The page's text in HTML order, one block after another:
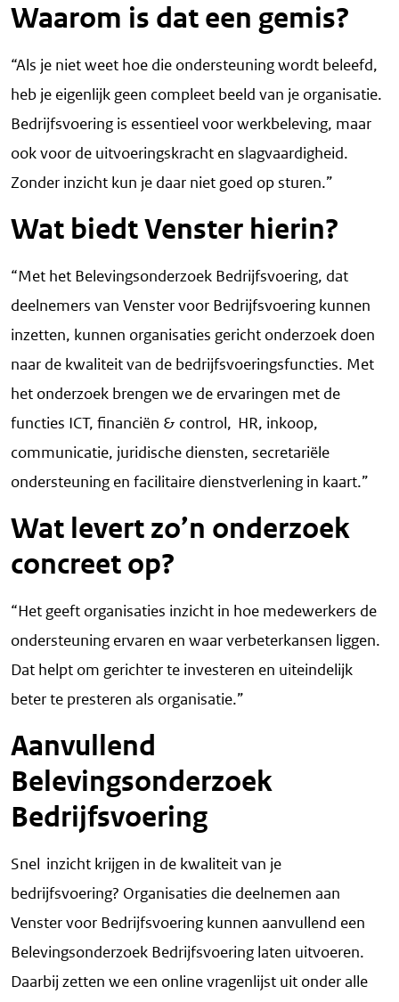
Waarom is dat een gemis?
“Als je niet weet hoe die ondersteuning wordt beleefd,
heb je eigenlijk geen compleet beeld van je organisatie.
Bedrijfsvoering is essentieel voor werkbeleving, maar
ook voor de uitvoeringskracht en slagvaardigheid.
Zonder inzicht kun je daar niet goed op sturen.”
Wat biedt Venster hierin?
“Met het Belevingsonderzoek Bedrijfsvoering, dat
deelnemers van Venster voor Bedrijfsvoering kunnen
inzetten, kunnen organisaties gericht onderzoek doen
naar de kwaliteit van de bedrijfsvoeringsfuncties. Met
het onderzoek brengen we de ervaringen met de
functies ICT, financiën & control, HR, inkoop,
communicatie, juridische diensten, secretariële
ondersteuning en facilitaire dienstverlening in kaart.”
Wat levert zo’n onderzoek
concreet op?
“Het geeft organisaties inzicht in hoe medewerkers de
ondersteuning ervaren en waar verbeterkansen liggen.
Dat helpt om gerichter te investeren en uiteindelijk
beter te presteren als organisatie.”
Aanvullend
Belevingsonderzoek
Bedrijfsvoering
Snel inzicht krijgen in de kwaliteit van je
bedrijfsvoering? Organisaties die deelnemen aan
Venster voor Bedrijfsvoering kunnen aanvullend een
Belevingsonderzoek Bedrijfsvoering laten uitvoeren.
Daarbij zetten we een online vragenlijst uit onder alle